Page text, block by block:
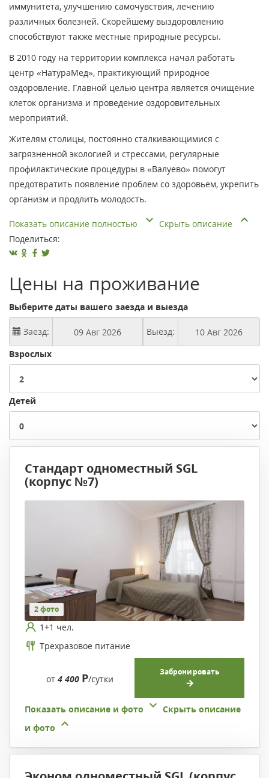
иммунитета, улучшению самочувствия, лечению
различных болезней. Скорейшему выздоровлению
способствуют также местные природные ресурсы.
В 2010 году на территории комплекса начал работать
центр «НатураМед», практикующий природное
оздоровление. Главной целью центра является очищение
клеток организма и проведение оздоровительных
мероприятий.
Жителям столицы, постоянно сталкивающимися с
загрязненной экологией и стрессами, регулярные
профилактические процедуры в «Валуево» помогут
предотвратить появление проблем со здоровьем, укрепить
организм и продлить молодость.
Показать описание полностью
Скрыть описание
Поделиться:
Цены на проживание
Выберите даты вашего заезда и выезда
Заезд:
Выезд:
Взрослых
Детей
Стандарт одноместный SGL
(корпус №7)
2 фото
1+1 чел.
Трехразовое питание
от 4 400 Р/сутки
Забронировать
Показать описание и фото
Скрыть описание
и фото